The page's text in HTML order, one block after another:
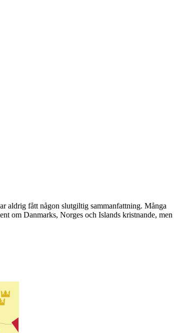
aldrig fått någon slutgiltig sammanfattning. Många
om Danmarks, Norges och Islands kristnande, men